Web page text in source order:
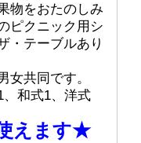
物をおたのしみ
ピクニック用シ
・テーブルあり
女共同です。
、和式1、洋式
えます★